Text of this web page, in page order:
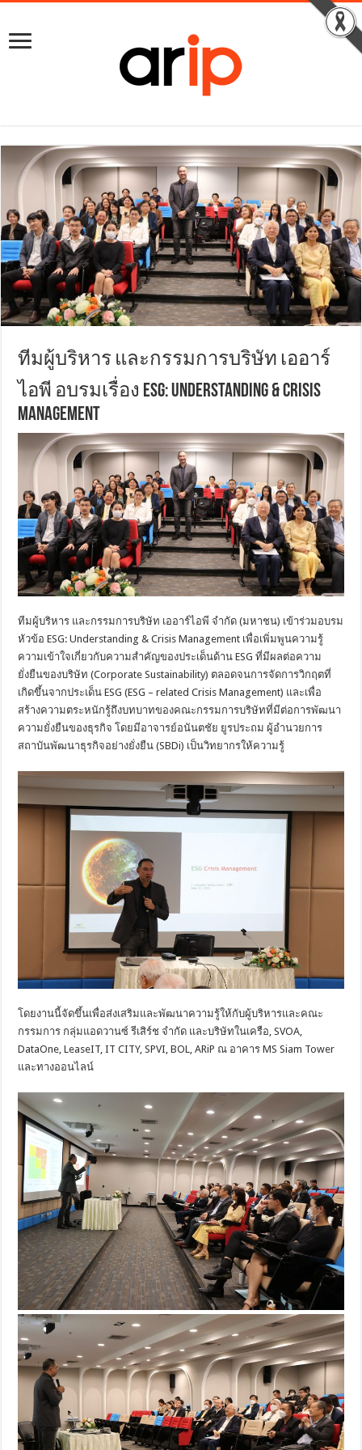
ทีมผู้บริหาร และกรรมการบริษัท เออาร์
ไอพี อบรมเรื่อง ESG: Understanding & Crisis
Management
ทีมผู้บริหาร และกรรมการบริษัท เออาร์ไอพี จำกัด (มหาชน) เข้าร่วมอบรม
หัวข้อ ESG: Understanding & Crisis Management เพื่อเพิ่มพูนความรู้
ความเข้าใจเกี่ยวกับความสำคัญของประเด็นด้าน ESG ที่มีผลต่อความ
ยั่งยืนของบริษัท (Corporate Sustainability) ตลอดจนการจัดการวิกฤตที่
เกิดขึ้นจากประเด็น ESG (ESG – related Crisis Management) และเพื่อ
สร้างความตระหนักรู้ถึงบทบาทของคณะกรรมการบริษัทที่มีต่อการพัฒนา
ความยั่งยืนของธุรกิจ โดยมีอาจารย์อนันตชัย ยูรประถม ผู้อำนวยการ
สถาบันพัฒนาธุรกิจอย่างยั่งยืน (SBDi) เป็นวิทยากรให้ความรู้
โดยงานนี้จัดขึ้นเพื่อส่งเสริมและพัฒนาความรู้ให้กับผู้บริหารและคณะ
กรรมการ กลุ่มแอดวานซ์ รีเสิร์ช จำกัด และบริษัทในเครือ, SVOA,
DataOne, LeaseIT, IT CITY, SPVI, BOL, ARiP ณ อาคาร MS Siam Tower
และทางออนไลน์